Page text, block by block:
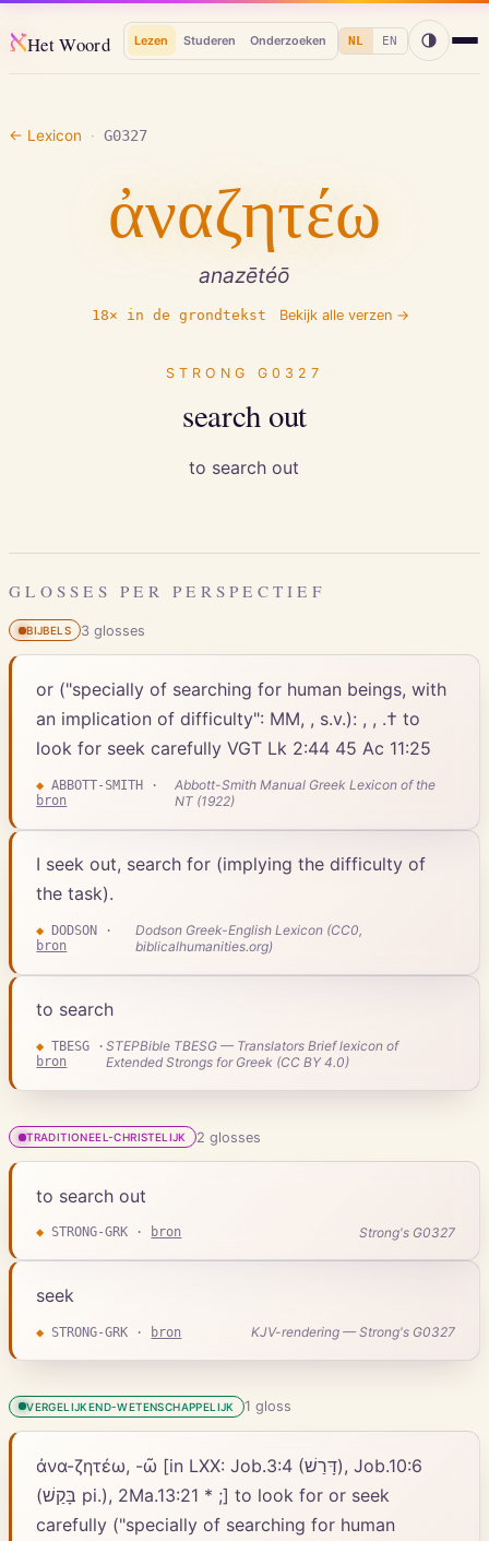
אHet Woord Lezen Studeren Onderzoeken NL EN
← Lexicon · G0327
ἀναζητέω
anazētéō
18× in de grondtekst Bekijk alle verzen →
STRONG G0327
search out
to search out
GLOSSES PER PERSPECTIEF
BIJBELS 3glosses
or ("specially of searching for human beings, with
an implication of difficulty": MM, , s.v.): , , .† to
look for seek carefully VGT Lk 2:44 45 Ac 11:25
◆ ABBOTT-SMITH ·
bron
Abbott-Smith Manual Greek Lexicon of the
NT (1922)
I seek out, search for (implying the difficulty of
the task).
◆ DODSON ·
bron
Dodson Greek-English Lexicon (CC0,
biblicalhumanities.org)
to search
◆ TBESG ·
bron
STEPBible TBESG — Translators Brief lexicon of
Extended Strongs for Greek (CC BY 4.0)
TRADITIONEEL-CHRISTELIJK 2 glosses
to search out
◆ STRONG-GRK · bron Strong's G0327
seek
◆ STRONG-GRK · bron KJV-rendering — Strong's G0327
VERGELIJKEND-WETENSCHAPPELIJK 1 gloss
ἀνα-ζητέω, -ῶ [in LXX: Job.3:4 (דָּרַשׁ), Job.10:6
(בָּקַשׁ pi.), 2Ma.13:21 * ;] to look for or seek
carefully ("specially of searching for human